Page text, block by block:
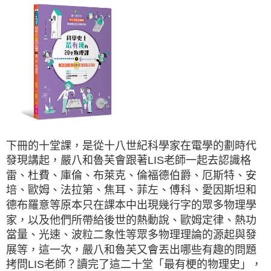
下冊的十堂課，是從十八世紀科學家在電學的劃時代
發現講起，嚴八和魯芙會跟著LIS老師一起去認識格
雷、杜費、庫倫、布萊克、倫福德伯爵、厄斯特、安
培、歐姆、法拉第、焦耳、菲左、傅科、愛因斯坦和
德布羅意等原本只在課本中出現幾行字的眾多物理學
家，以及他們所帶給後世的熱動說、歐姆定律、熱功
當量、光速、波粒二象性等眾多物理理論的源起與發
展等，這一次，嚴八和魯芙又會丟出哪些有趣的問題
拷問LIS老師？讀完了這二十堂「最有梗的物理史」，